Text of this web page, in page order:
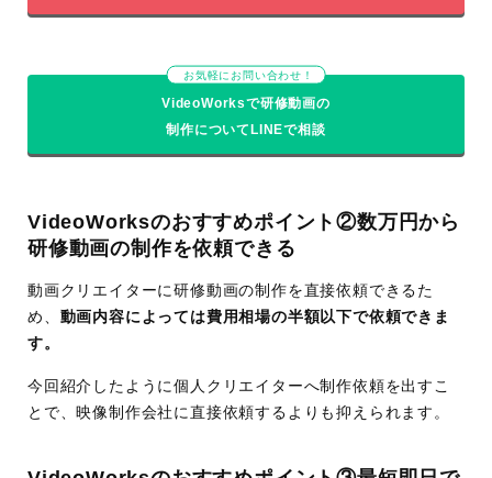
お気軽にお問い合わせ！
VideoWorksで研修動画の
制作についてLINEで相談
VideoWorksのおすすめポイント②数万円から
研修動画の制作を依頼できる
動画クリエイターに研修動画の制作を直接依頼できるた
め、 動画内容によっては費用相場の半額以下で依頼できま
す。
今回紹介したように個人クリエイターへ制作依頼を出すこ
とで、映像制作会社に直接依頼するよりも抑えられます。